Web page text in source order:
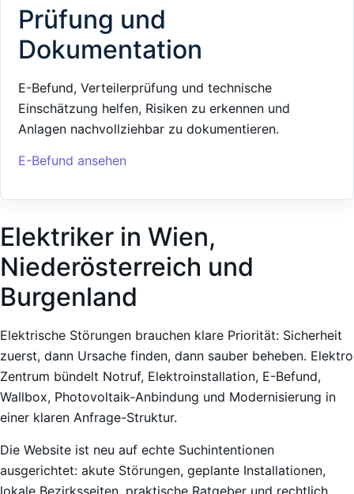
Prüfung und
Dokumentation
E-Befund, Verteilerprüfung und technische
Einschätzung helfen, Risiken zu erkennen und
Anlagen nachvollziehbar zu dokumentieren.
E-Befund ansehen
Elektriker in Wien,
Niederösterreich und
Burgenland
Elektrische Störungen brauchen klare Priorität: Sicherheit
zuerst, dann Ursache finden, dann sauber beheben. Elektro
Zentrum bündelt Notruf, Elektroinstallation, E-Befund,
Wallbox, Photovoltaik-Anbindung und Modernisierung in
einer klaren Anfrage-Struktur.
Die Website ist neu auf echte Suchintentionen
ausgerichtet: akute Störungen, geplante Installationen,
lokale Bezirksseiten, praktische Ratgeber und rechtlich